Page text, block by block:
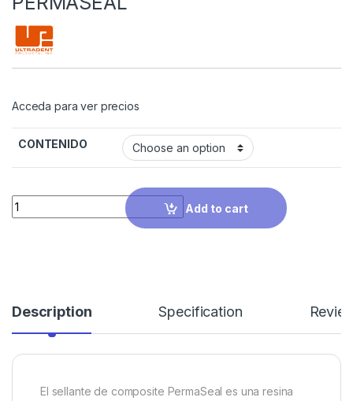
Acceda para ver precios
CONTENIDO
Quantity
Add to cart
Description Specification
El sellante de composite PermaSeal es una resina